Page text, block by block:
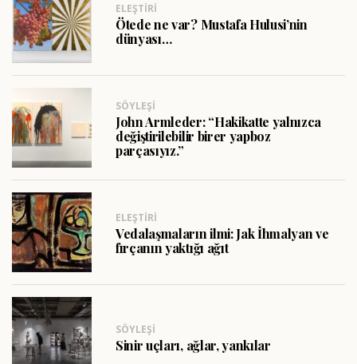
ELEŞTIRI
Ötede ne var? Mustafa Hulusi’nin
dünyası…
SÖYLEŞI
John Armleder: “Hakikatte yalnızca
değiştirilebilir birer yapboz
parçasıyız.”
ELEŞTIRI
Vedalaşmaların ilmi: Jak İhmalyan ve
fırçanın yaktığı ağıt
SÖYLEŞI
Sinir uçları, ağlar, yankılar